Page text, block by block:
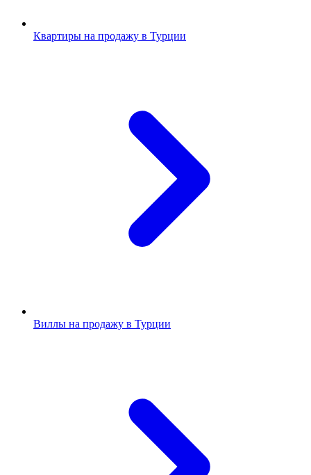
Квартиры на продажу в Турции
Виллы на продажу в Турции